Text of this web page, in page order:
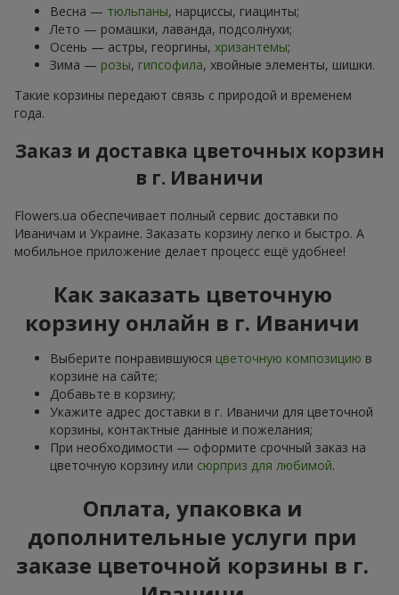
Весна — тюльпаны, нарциссы, гиацинты;
Лето — ромашки, лаванда, подсолнухи;
Осень — астры, георгины, хризантемы;
Зима — розы, гипсофила, хвойные элементы, шишки.
Такие корзины передают связь с природой и временем
года.
Заказ и доставка цветочных корзин
в г. Иваничи
Flowers.ua обеспечивает полный сервис доставки по
Иваничам и Украине. Заказать корзину легко и быстро. А
мобильное приложение делает процесс ещё удобнее!
Как заказать цветочную
корзину онлайн в г. Иваничи
Выберите понравившуюся цветочную композицию в
корзине на сайте;
Добавьте в корзину;
Укажите адрес доставки в г. Иваничи для цветочной
корзины, контактные данные и пожелания;
При необходимости — оформите срочный заказ на
цветочную корзину или сюрприз для любимой.
Оплата, упаковка и
дополнительные услуги при
заказе цветочной корзины в г.